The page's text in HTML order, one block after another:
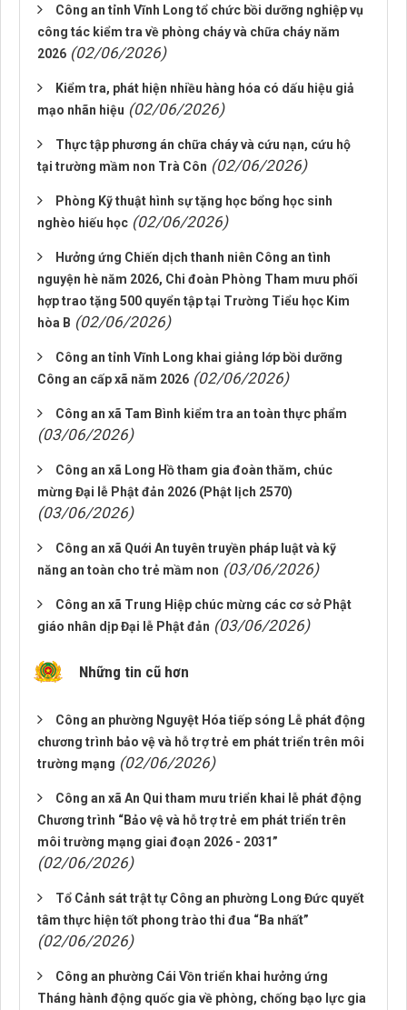
Công an tỉnh Vĩnh Long tổ chức bồi dưỡng nghiệp vụ
công tác kiểm tra về phòng cháy và chữa cháy năm
2026 (02/06/2026)
Kiểm tra, phát hiện nhiều hàng hóa có dấu hiệu giả
mạo nhãn hiệu (02/06/2026)
Thực tập phương án chữa cháy và cứu nạn, cứu hộ
tại trường mầm non Trà Côn (02/06/2026)
Phòng Kỹ thuật hình sự tặng học bổng học sinh
nghèo hiếu học (02/06/2026)
Hưởng ứng Chiến dịch thanh niên Công an tình
nguyện hè năm 2026, Chi đoàn Phòng Tham mưu phối
hợp trao tặng 500 quyển tập tại Trường Tiểu học Kim
hòa B (02/06/2026)
Công an tỉnh Vĩnh Long khai giảng lớp bồi dưỡng
Công an cấp xã năm 2026 (02/06/2026)
Công an xã Tam Bình kiểm tra an toàn thực phẩm
(03/06/2026)
Công an xã Long Hồ tham gia đoàn thăm, chúc
mừng Đại lễ Phật đản 2026 (Phật lịch 2570)
(03/06/2026)
Công an xã Quới An tuyên truyền pháp luật và kỹ
năng an toàn cho trẻ mầm non (03/06/2026)
Công an xã Trung Hiệp chúc mừng các cơ sở Phật
giáo nhân dịp Đại lễ Phật đản (03/06/2026)
Những tin cũ hơn
Công an phường Nguyệt Hóa tiếp sóng Lễ phát động
chương trình bảo vệ và hỗ trợ trẻ em phát triển trên môi
trường mạng (02/06/2026)
Công an xã An Qui tham mưu triển khai lễ phát động
Chương trình “Bảo vệ và hỗ trợ trẻ em phát triển trên
môi trường mạng giai đoạn 2026 - 2031”
(02/06/2026)
Tổ Cảnh sát trật tự Công an phường Long Đức quyết
tâm thực hiện tốt phong trào thi đua “Ba nhất”
(02/06/2026)
Công an phường Cái Vồn triển khai hưởng ứng
Tháng hành động quốc gia về phòng, chống bạo lực gia